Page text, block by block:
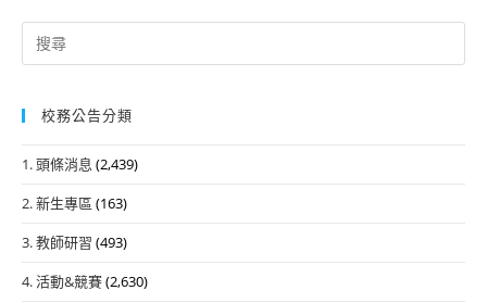
Search
for:
校務公告分類
1. 頭條消息 (2,439)
2. 新生專區 (163)
3. 教師研習 (493)
4. 活動&競賽(2,630)